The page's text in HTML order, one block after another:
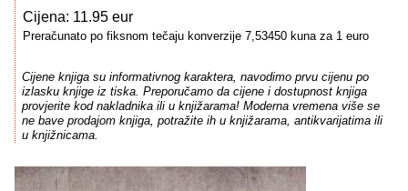
Cijena: 11.95 eur
Preračunato po fiksnom tečaju konverzije 7,53450 kuna za 1 euro
Cijene knjiga su informativnog karaktera, navodimo prvu cijenu po
izlasku knjige iz tiska. Preporučamo da cijene i dostupnost knjiga
provjerite kod nakladnika ili u knjižarama! Moderna vremena više se
ne bave prodajom knjiga, potražite ih u knjižarama, antikvarijatima ili
u knjižnicama.